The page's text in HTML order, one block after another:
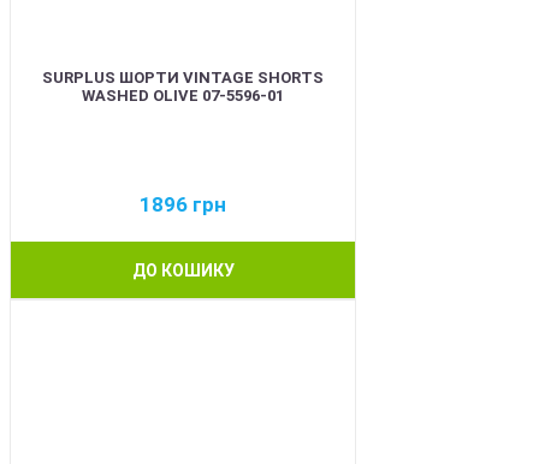
SURPLUS ШОРТИ VINTAGE SHORTS
WASHED OLIVE 07-5596-01
1896 грн
ДО КОШИКУ